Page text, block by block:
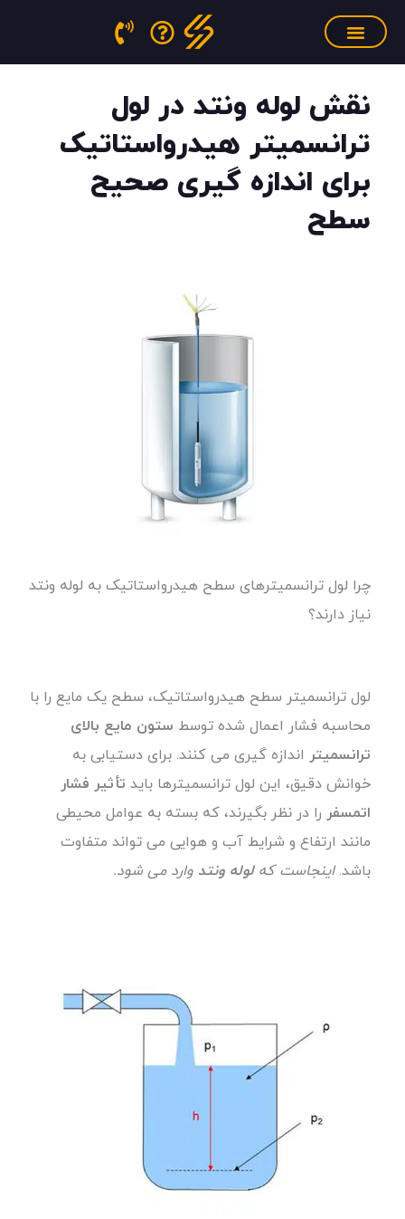
رفتن
نقش لوله ونتد در لول
ترانسمیتر هیدرواستاتیک
برای اندازه گیری صحیح
سطح
چرا لول ترانسمیترهای سطح هیدرواستاتیک به لوله ونتد
نیاز دارند؟
لول ترانسمیتر سطح هیدرواستاتیک، سطح یک مایع را با
محاسبه فشار اعمال شده توسط ستون مایع بالای
ترانسمیتر اندازه گیری می کنند. برای دستیابی به
خوانش دقیق، این لول ترانسمیترها باید تأثیر فشار
اتمسفر را در نظر بگیرند، که بسته به عوامل محیطی
مانند ارتفاع و شرایط آب و هوایی می تواند متفاوت
باشد.اینجاست کهلوله ونتد وارد می شود.